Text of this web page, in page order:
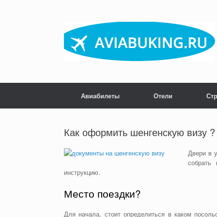
Авиабилеты Отели
Как оформить шенгенскую визу ?
Двери в
собрать
инструкцию.
Место поездки?
Для начала, стоит определиться в каком